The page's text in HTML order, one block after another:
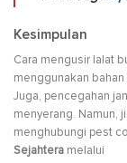
Kesimpulan
Cara mengusir lalat
menggunakan
Juga, pencegahan
menyerang. Namun,
menghubungi pest
Sejahtera melalui